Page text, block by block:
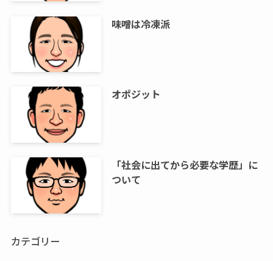
味噌は冷凍派
オポジット
「社会に出てから必要な学歴」に
ついて
カテゴリー